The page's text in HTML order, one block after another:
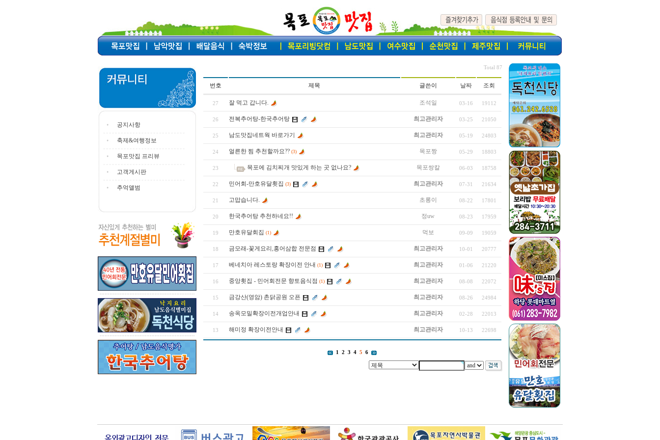
공지사항
축제&여행정보
목포맛집 프리뷰
고객게시판
추억앨범
Total 87
번호 제목 글쓴이 날짜 조회
27 잘 먹고 갑니다. 조석일 03-16 19112
26 전복추어탕-한국추어탕 최고관리자 03-25 21050
25 남도맛집네트웍 바로가기 최고관리자 05-19 24803
24 얼른한 찜 추천할까요?? (3) 목포짱 05-29 18803
23 목포에 김치찌개 맛있게 하는 곳 없나요? 목포쌍칼 06-03 18758
22 민어회-만호유달횟집 (3) 최고관리자 07-31 21634
21 고맙습니다. 초롱이 08-22 17801
20 한국추어탕 추천하네요!! 정uw 08-23 17959
19 만호유달회집 (1) 먹보 09-09 19059
18 금모래-꽃게요리,홍어삼합 전문점 최고관리자 10-01 20777
17 베네치아 레스토랑 확장이전 안내 (1) 최고관리자 01-06 21220
16 중앙횟집 - 민어회전문 향토음식점 (1) 최고관리자 08-08 22072
15 금강산(영암) 촌닭공원 오픈 최고관리자 08-26 24984
14 송옥모밀확장이전개업안내 최고관리자 02-28 22013
13 해미정 확장이전안내 최고관리자 10-13 22698
1 2 3 4 5 6